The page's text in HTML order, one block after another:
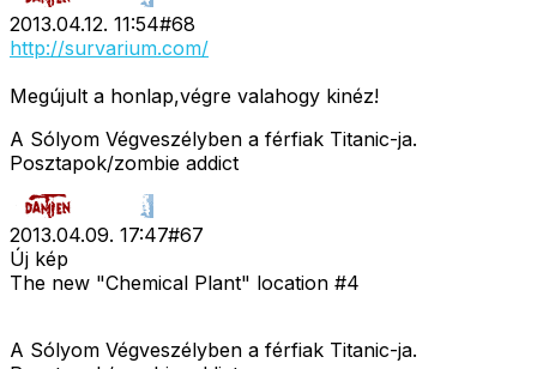
2013.04.12. 11:54#68
http://survarium.com/
Megújult a honlap,végre valahogy kinéz!
A Sólyom Végveszélyben a férfiak Titanic-ja.
Posztapok/zombie addict
2013.04.09. 17:47#67
Új kép
The new "Chemical Plant" location #4
A Sólyom Végveszélyben a férfiak Titanic-ja.